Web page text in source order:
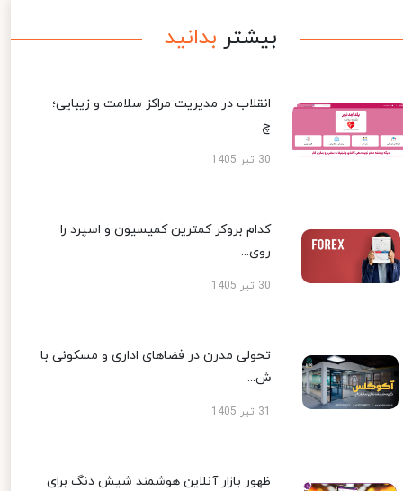
بیشتر بدانید
انقلاب در مدیریت مراکز سلامت و زیبایی؛
چ...
30 تیر 1405
کدام بروکر کمترین کمیسیون و اسپرد را
روی...
30 تیر 1405
تحولی مدرن در فضاهای اداری و مسکونی با
ش...
ظهور بازار آنلاین هوشمند شیش دنگ برای